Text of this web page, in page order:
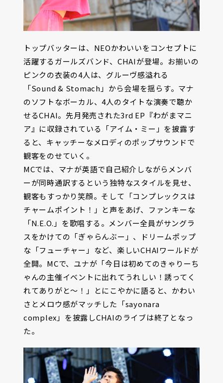
トップバッターは、NEOかわいいをコンセプトに
活躍するガールズバンド、CHAIが登場。お揃いの
ピンクの衣装の4人は、グルーヴ感溢れる
「Sound & Stomach」から会場を揺らす。マナ
のソフトなボーカル、4人のタイトな演奏で聴か
せるCHAI。先月発売された3rd EP『わがまマニ
ア』に収録されている「アイム・ミー」を披露す
ると、キャッチーなメロディのポップサウンドで
観客をのせていく。
MCでは、マナが英語で自己紹介しながらメンバ
ーが同時通訳するという独特なスタイルを見せ、
観客もすっかり笑顔。そして「コンプレックスは
チャームポイント！」と声をあげ、ファンキーな
「N.E.O.」を歌唱する。メンバー全員がサングラ
スをかけての「ぎゃらんぶー」、ドリームポップ
な「フューチャー」など、楽しいCHAIワールドが
全開。MCで、ユナが「今日は初めてのきゃりーち
ゃんの主催イベントに出れてうれしい！誘ってく
れてありがと〜！」とにこやかに語ると、かわい
さとメロウ感がマッチした「sayonara
complex」を披露しCHAIのライブは終了となっ
た。